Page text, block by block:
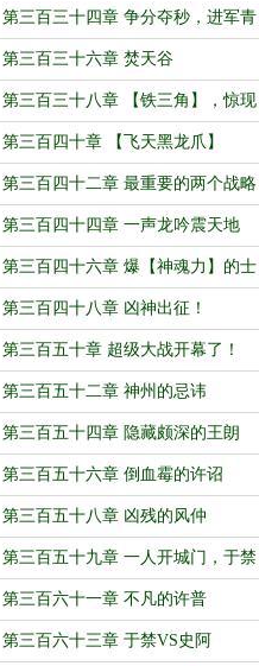
第三百三十四章 争分夺秒，进军青
龙秘境！
第三百三十六章 焚天谷
第三百三十八章 【铁三角】，惊现
三大谋神！
第三百四十章 【飞天黑龙爪】
第三百四十二章 最重要的两个战略
目标
第三百四十四章 一声龙吟震天地
第三百四十六章 爆【神魂力】的士
兵
第三百四十八章 凶神出征！
第三百五十章 超级大战开幕了！
第三百五十二章 神州的忌讳
第三百五十四章 隐藏颇深的王朗
第三百五十六章 倒血霉的许诏
第三百五十八章 凶残的风仲
第三百五十九章 一人开城门，于禁
的忌惮！
第三百六十一章 不凡的许普
第三百六十三章 于禁VS史阿